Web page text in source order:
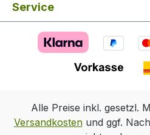
mit einer vertikalen Brusttasche mit
Seitentaschen mit
Reißverschluss, eine
Reißverschluss-
Klett-Innentaschen für Smartphone und
Jagdmesser,
Service
Alle Preise inkl. gesetzl.
Versandkostenund ggf.